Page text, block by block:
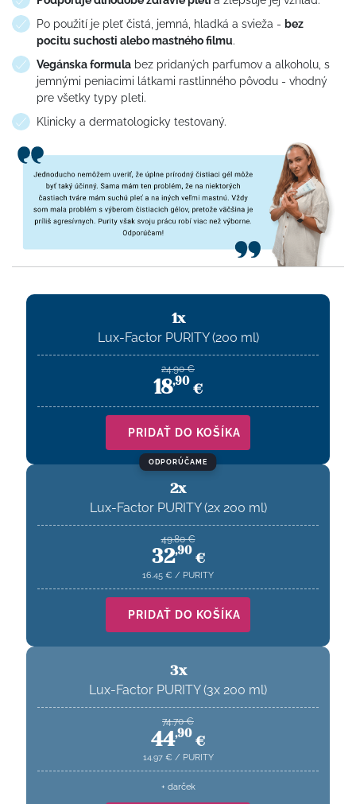
Po použití je pleť čistá, jemná, hladká a svieža - bez
pocitu suchosti alebo mastného filmu.
Vegánska formulabez pridaných parfumov a alkoholu, s
jemnými peniacimi látkami rastlinného pôvodu - vhodný
pre všetky typy pleti.
Klinicky a dermatologicky testovaný.
1x
Lux-Factor PURITY (200 ml)
24.90 €
18,90 €
PRIDAŤ DO KOŠÍKA
ODPORÚČAME
2x
Lux-Factor PURITY (2x 200 ml)
49.80 €
32,90 €
16.45 € / PURITY
PRIDAŤ DO KOŠÍKA
3x
Lux-Factor PURITY (3x 200 ml)
74.70 €
44,90 €
14.97 € / PURITY
+ darček